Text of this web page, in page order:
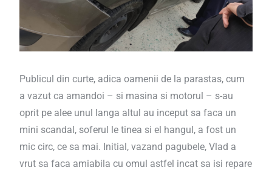
Publicul din curte, adica oamenii de la parastas, cum
a vazut ca amandoi – si masina si motorul – s-au
oprit pe alee unul langa altul au inceput sa faca un
mini scandal, soferul le tinea si el hangul, a fost un
mic circ, ce sa mai. Initial, vazand pagubele, Vlad a
vrut sa faca amiabila cu omul astfel incat sa isi repare